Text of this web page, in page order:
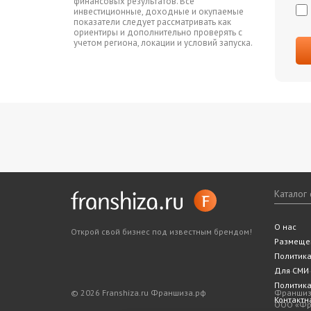
инвестиционные, доходные и окупаемые
показатели следует рассматривать как
ориентиры и дополнительно проверять с
учетом региона, локации и условий запуска.
Открой свой бизнес под известным брендом! Все
Статьи
Словарь
5 шагов
О нас
Для СМИ
© 2026 Franshiza.ru Франшиза.рф
ООО